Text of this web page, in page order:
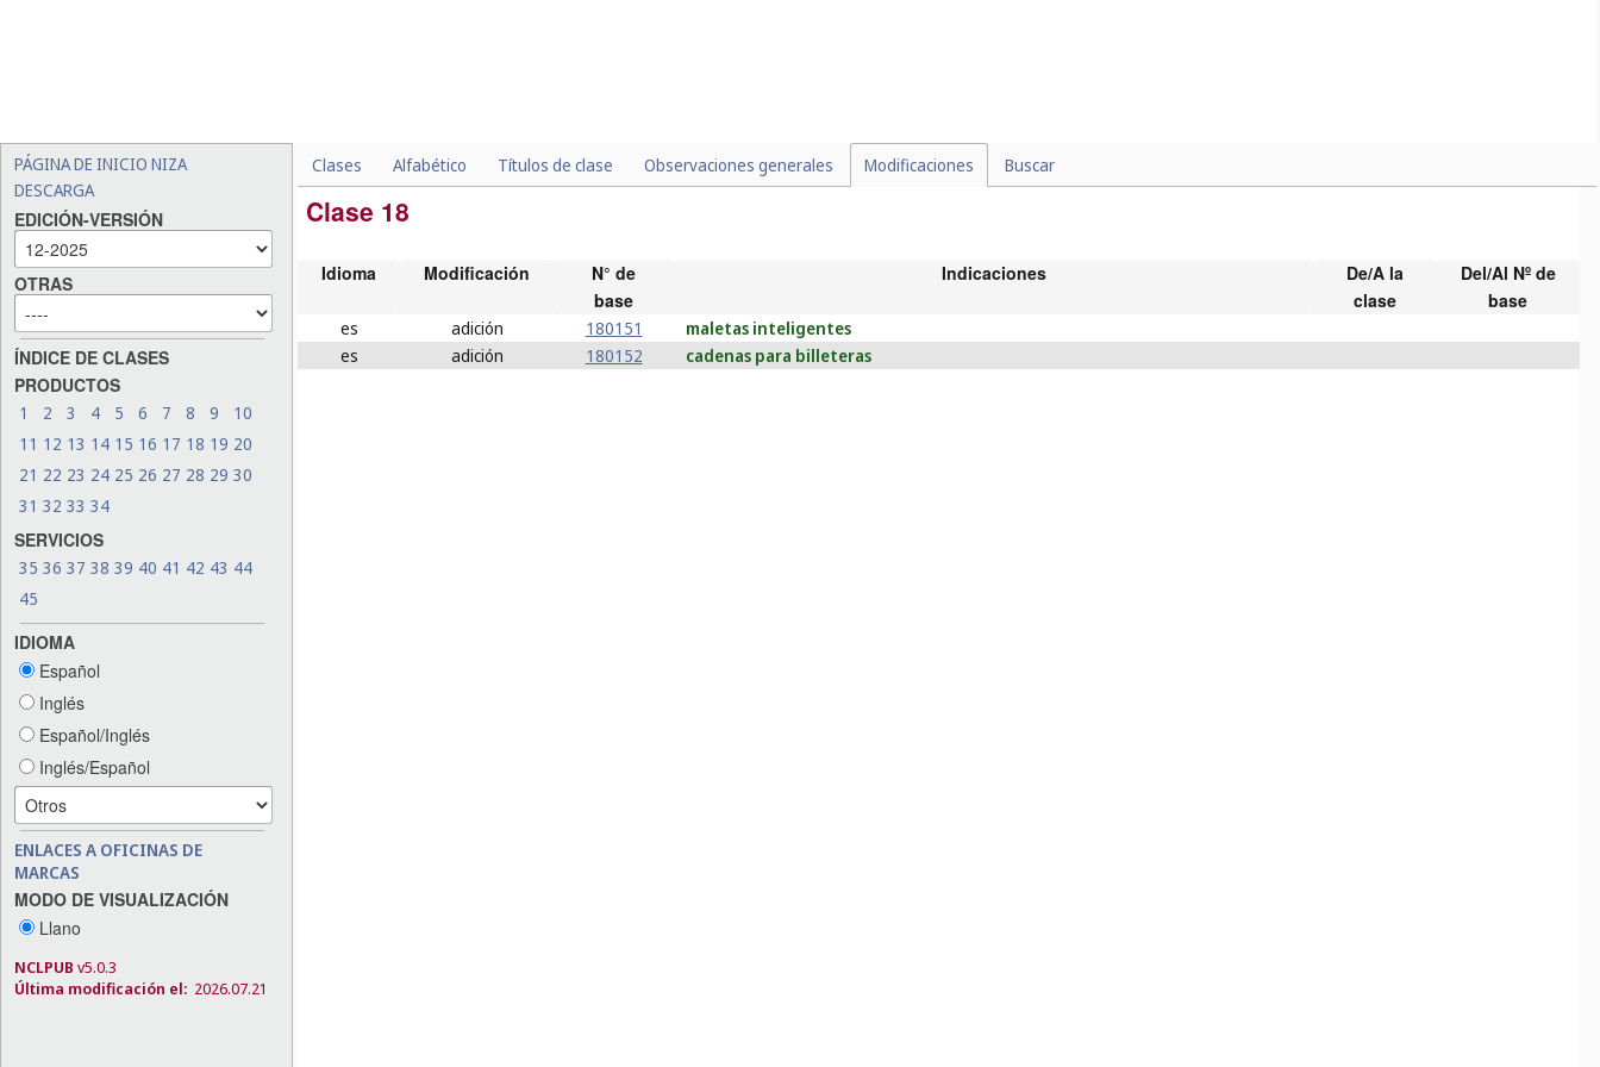
PÁGINA DE INICIO NIZA
DESCARGA
EDICIÓN-VERSIÓN
OTRAS
ÍNDICE DE CLASES
PRODUCTOS
1 2 3 4 5 6 7 8 9
10
11 12 13 14 15 16 17 18 19 20
21 22 23 24 25 26 27 28 29 30
31 32 33 34
SERVICIOS
35 36 37 38 39 40 41 42 43 44
45
IDIOMA
Español
Inglés
Español/Inglés
Inglés/Español
ENLACES A OFICINAS DE
MARCAS
MODO DE VISUALIZACIÓN
Llano
NCLPUB v5.0.3
Última modificación el: 2026.07.21
Clases Alfabético Títulos de clase Observaciones generales Modificaciones Buscar
Clase 18
Idioma Modificación
N° de
base
Indicaciones
De/A la
clase
Del/Al Nº de
base
es adición 180151
maletas inteligentes
es
adición 180152 cadenas para billeteras